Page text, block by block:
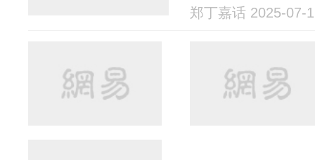
郑丁嘉话 2025-07-